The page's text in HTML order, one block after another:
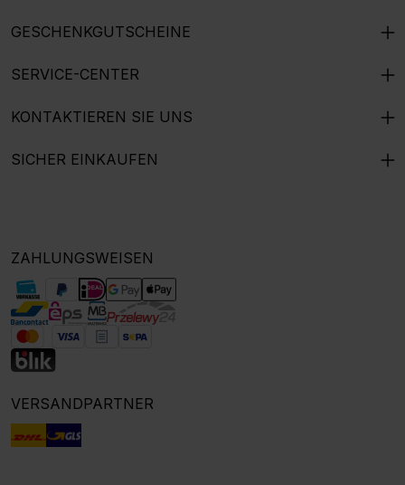
GESCHENKGUTSCHEINE
SERVICE-CENTER
KONTAKTIEREN SIE UNS
SICHER EINKAUFEN
ZAHLUNGSWEISEN
VERSANDPARTNER